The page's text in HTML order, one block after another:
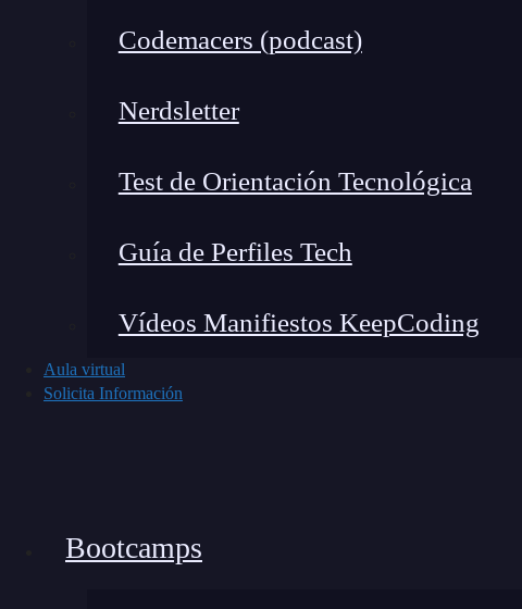
Codemacers (podcast)
Nerdsletter
Test de Orientación Tecnológica
Guía de Perfiles Tech
Vídeos Manifiestos KeepCoding
Aula virtual
Solicita Información
Bootcamps
¿Qué es un bootcamp y cuáles son sus beneficios?